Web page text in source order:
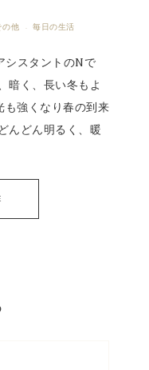
の他 · 毎日の生活
スタントのNで
暗く、長い冬もよ
も強くなり春の到来
んどん明るく、暖